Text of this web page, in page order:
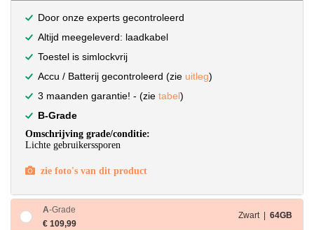
Door onze experts gecontroleerd
Altijd meegeleverd: laadkabel
Toestel is simlockvrij
Accu / Batterij gecontroleerd (zie uitleg)
3 maanden garantie! - (zie tabel)
B-Grade
Omschrijving grade/conditie:
Lichte gebruikerssporen
zie foto's van dit product
A-Grade
€ 109,99
Zwart | 64GB